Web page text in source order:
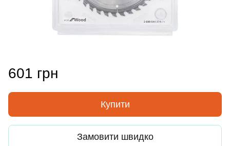
601 грн
Купити
Замовити швидко